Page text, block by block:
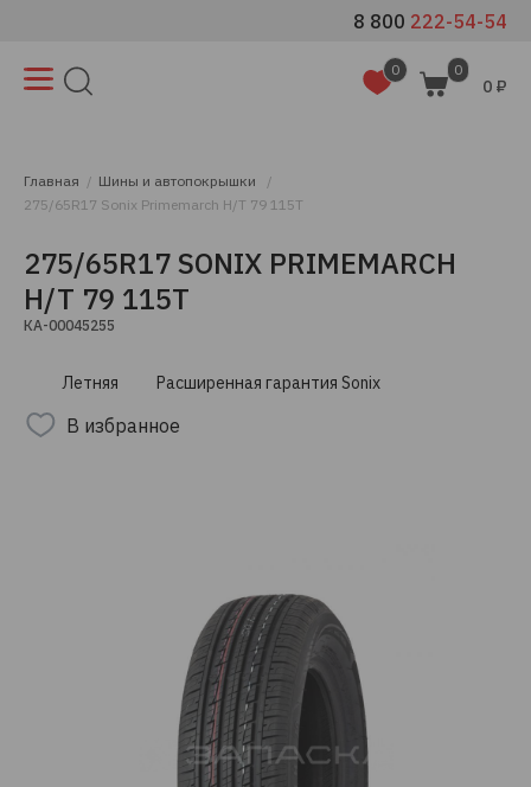
8 800 222-54-54
0 0
0 ₽
Главная
Шины и автопокрышки
275/65R17 Sonix Primemarch H/T 79 115T
275/65R17 SONIX PRIMEMARCH
H/T 79 115T
КА-00045255
Летняя Расширенная гарантия Sonix
В избранное